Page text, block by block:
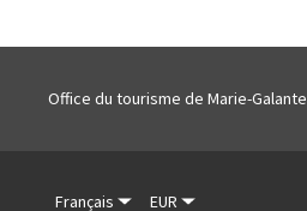
Office du tourisme de Marie-Galante
Français EUR